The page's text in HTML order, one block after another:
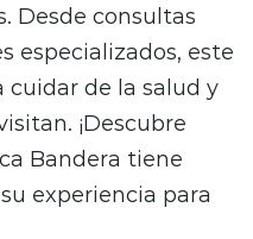
Desde consultas
especializados, este
de la salud y
¡Descubre
Bandera tiene
experiencia para